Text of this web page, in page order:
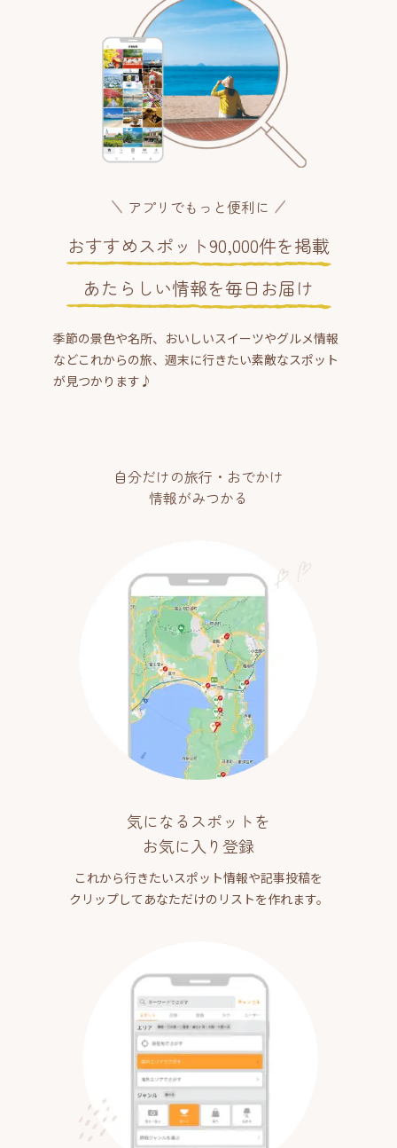
アプリでもっと便利に
おすすめスポット90,000件を掲載
あたらしい情報を毎日お届け
季節の景色や名所、おいしいスイーツやグルメ情報
などこれからの旅、週末に行きたい素敵なスポット
が見つかります♪
自分だけの旅行・おでかけ
情報がみつかる
気になるスポットを
お気に入り登録
これから行きたいスポット情報や記事投稿を
クリップしてあなただけのリストを作れます。